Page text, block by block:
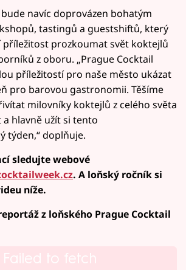
navíc doprovázen bohatým
tastingů a guestshiftů, který
prozkoumat svět koktejlů
z oboru. „Prague Cocktail
příležitostí pro naše město ukázat
pro barovou gastronomii. Těšíme
milovníky koktejlů z celého světa
hlavně užít si tento
týden,“ doplňuje.
sledujte webové
. A loňský ročník si
níže.
z loňského Prague Cocktail
Failed to fetch